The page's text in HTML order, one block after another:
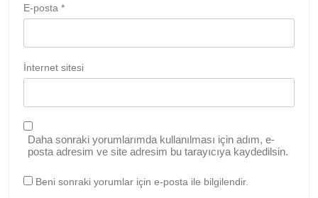
E-posta *
İnternet sitesi
Daha sonraki yorumlarımda kullanılması için adım, e-
posta adresim ve site adresim bu tarayıcıya kaydedilsin.
Beni sonraki yorumlar için e-posta ile bilgilendir.